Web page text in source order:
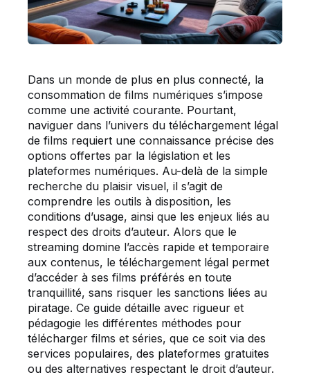
Dans un monde de plus en plus connecté, la
consommation de films numériques s’impose
comme une activité courante. Pourtant,
naviguer dans l’univers du téléchargement légal
de films requiert une connaissance précise des
options offertes par la législation et les
plateformes numériques. Au-delà de la simple
recherche du plaisir visuel, il s’agit de
comprendre les outils à disposition, les
conditions d’usage, ainsi que les enjeux liés au
respect des droits d’auteur. Alors que le
streaming domine l’accès rapide et temporaire
aux contenus, le téléchargement légal permet
d’accéder à ses films préférés en toute
tranquillité, sans risquer les sanctions liées au
piratage. Ce guide détaille avec rigueur et
pédagogie les différentes méthodes pour
télécharger films et séries, que ce soit via des
services populaires, des plateformes gratuites
ou des alternatives respectant le droit d’auteur.